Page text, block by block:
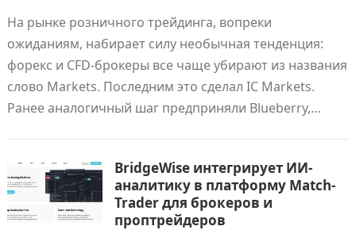
На рынке розничного трейдинга, вопреки
ожиданиям, набирает силу необычная тенденция:
форекс и CFD-брокеры все чаще убирают из названия
слово Markets. Последним это сделал IC Markets.
Ранее аналогичный шаг предприняли Blueberry,…
BridgeWise интегрирует ИИ-
аналитику в платформу Match-
Trader для брокеров и
проптрейдеров